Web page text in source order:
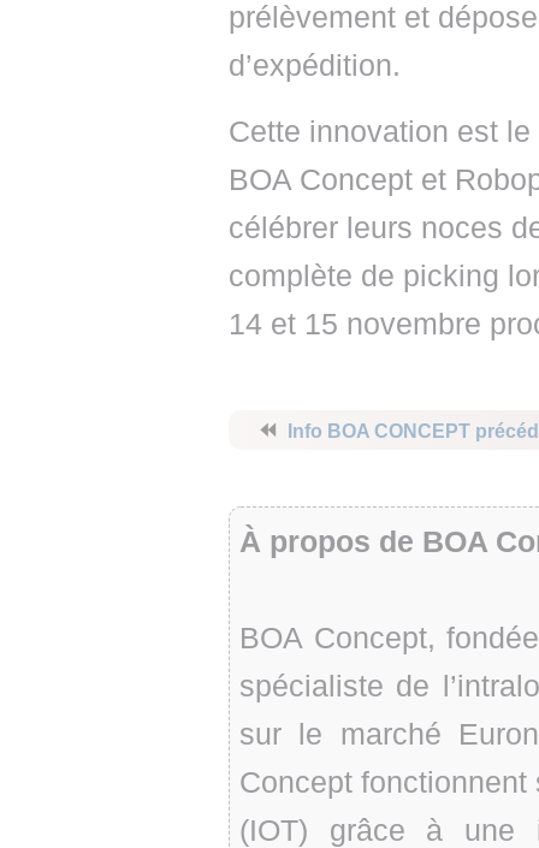
prélèvement et
d’expédition.
Cette innovation est
BOA Concept et
célébrer leurs noces
complète de picking
14 et 15 novembre
⏪ Info BOA CONCEPT
À propos de BOA
BOA Concept,
spécialiste de
sur le marché
Concept
(IOT) grâce à une